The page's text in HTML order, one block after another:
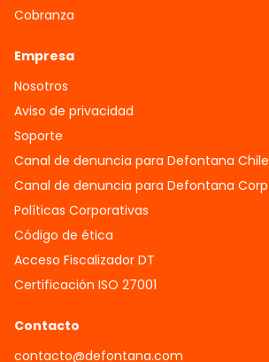
Cobranza
Empresa
Nosotros
Aviso de privacidad
Soporte
Canal de denuncia para Defontana Chile
Canal de denuncia para Defontana Corp
Políticas Corporativas
Código de ética
Acceso Fiscalizador DT
Certificación ISO 27001
Contacto
contacto@defontana.com